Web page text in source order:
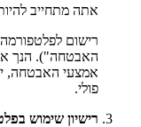
אתה מתחייב
רישום
האבטחה"). הנך
אמצעי האבטחה,
פולי.
רישיון שימוש